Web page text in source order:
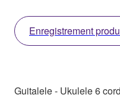
Enregistrement
Guitalele - Ukulele 6